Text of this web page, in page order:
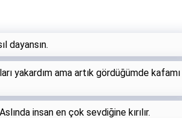
dayansın.
yakardım ama artık gördüğümde kafamı
insan en çok sevdiğine kırılır.